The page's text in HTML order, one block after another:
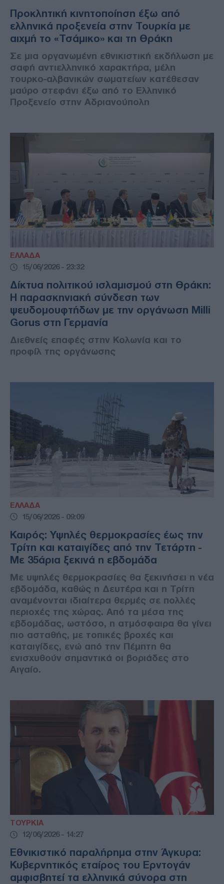
Προκλητική κινητοποίηση έξω από
ελληνικά προξενεία στην Τουρκία με
αιχμή το «Τσάμικο» και τη Θράκη
Σε μια οργανωμένη εθνικιστική εκδήλωση με
σαφή αντιελληνικό χαρακτήρα, μέλη
τουρκο-αλβανικών σωματείων κατέθεσαν
μαύρο στεφάνι έξω από το Ελληνικό
Προξενείο στην Αδριανούπολη
ΕΛΛΑΔΑ
15/06/2026 - 23:32
Δίκτυα πολιτικού ισλαμισμού στη Θράκη:
Η παρασκηνιακή σύνδεση των
ψευδομουφτήδων με την οργάνωση Milli
Gorus στη Γερμανία
Διεθνείς επαφές στην Κολωνία και το
προφίλ της οργάνωσης
ΕΛΛΑΔΑ
15/06/2026 - 09:09
Καιρός: Υψηλές θερμοκρασίες έως την
Τρίτη και καταιγίδες από την Τετάρτη -
Με 35άρια ξεκινά η εβδομάδα
Με υψηλές θερμοκρασίες θα ξεκινήσει η νέα
εβδομάδα, καθώς η Δευτέρα και η Τρίτη
αναμένονται ιδιαίτερα θερμές σε πολλές
περιοχές της χώρας. Από τα μέσα της
εβδομάδας, ωστόσο, η ατμόσφαιρα θα γίνει
πιο ασταθής, με τοπικές βροχές και
καταιγίδες, ενώ από την Πέμπτη θα
ενισχυθούν σημαντικά οι βοριάδες στο
Αιγαίο.
ΤΟΥΡΚΙΑ
12/06/2026 - 14:27
Εθνικιστικό παραλήρημα στην Άγκυρα:
Κυβερνητικός εταίρος του Ερντογάν
αμφισβητεί τα ελληνικά σύνορα στη